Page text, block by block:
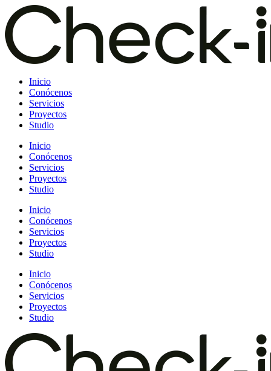
Saltar
al
contenido
Inicio
Conócenos
Servicios
Proyectos
Studio
Inicio
Conócenos
Servicios
Proyectos
Studio
Inicio
Conócenos
Servicios
Proyectos
Studio
Inicio
Conócenos
Servicios
Proyectos
Studio